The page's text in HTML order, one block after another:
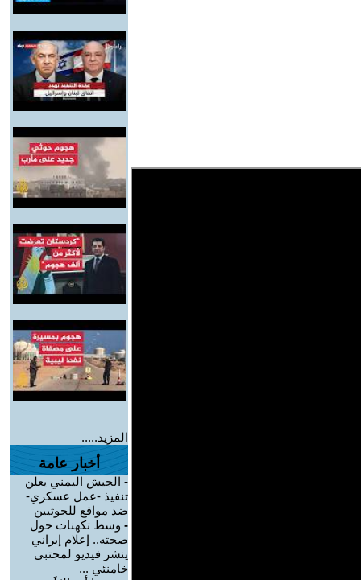
المزيد.....
أخبار عامة
- الجيش اليمني يعلن
تنفيذ -عمل عسكري-
ضد مواقع للحوثيين
- وسط تكهنات حول
صحته.. إعلام إيراني
ينشر فيديو لمجتبى
خامنئي ...